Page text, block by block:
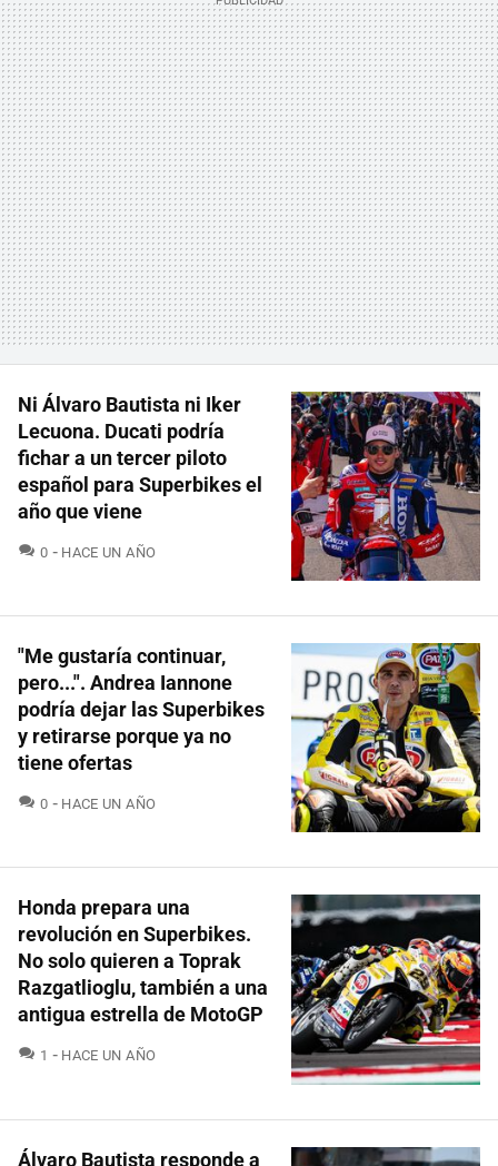
Ni Álvaro Bautista ni Iker
Lecuona. Ducati podría
fichar a un tercer piloto
español para Superbikes el
año que viene
0 COMENTARIOS
HACE UN AÑO
"Me gustaría continuar,
pero...". Andrea Iannone
podría dejar las Superbikes
y retirarse porque ya no
tiene ofertas
0 COMENTARIOS
HACE UN AÑO
Honda prepara una
revolución en Superbikes.
No solo quieren a Toprak
Razgatlioglu, también a una
antigua estrella de MotoGP
1 COMENTARIOS
HACE UN AÑO
Álvaro Bautista responde a